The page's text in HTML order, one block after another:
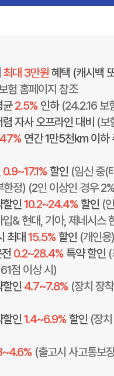
최대 3만원 혜택 (캐시백
험 홈페이지 참조
균2.5% 인하 (24.2.16 보
렴 자사 오프라인 대비 (보
연간 1만5천km 이하
0.9~17.1% 할인 (임신 중(
한정) (2인 이상인 경우
인 10.2~24.4% 할인 (
& 현대, 기아, 제네시스
최대 15.5% 할인 (개인용)
0.2~28.4% 특약 할인
점 이상 시)
인 4.7~7.8% (장치 장
인 1.4~6.9% 할인 (장
(출고시 사고통보